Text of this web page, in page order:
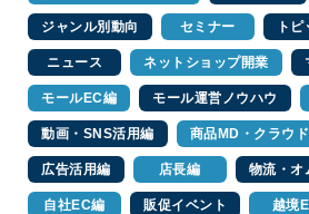
ジャンル別動向 セミナー ト
ニュース ネットショップ開業
モールEC編 モール運営ノウハウ
動画・SNS活用編 商品MD・クラウ
広告活用編 店長編 物流・オ
自社EC編 販促イベント 越境